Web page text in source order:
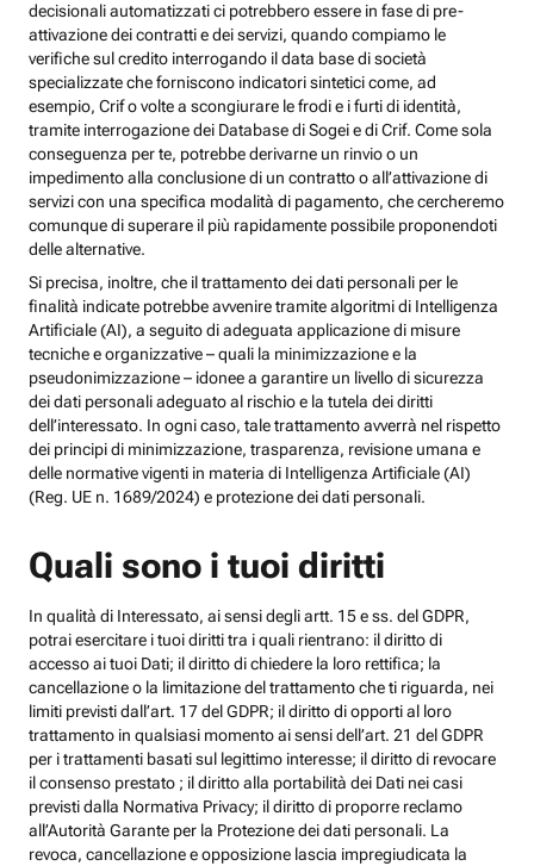
decisionali automatizzati ci potrebbero essere in fase di pre-
attivazione dei contratti e dei servizi, quando compiamo le
verifiche sul credito interrogando il data base di società
specializzate che forniscono indicatori sintetici come, ad
esempio, Crif o volte a scongiurare le frodi e i furti di identità,
tramite interrogazione dei Database di Sogei e di Crif. Come sola
conseguenza per te, potrebbe derivarne un rinvio o un
impedimento alla conclusione di un contratto o all’attivazione di
servizi con una specifica modalità di pagamento, che cercheremo
comunque di superare il più rapidamente possibile proponendoti
delle alternative.
Si precisa, inoltre, che il trattamento dei dati personali per le
finalità indicate potrebbe avvenire tramite algoritmi di Intelligenza
Artificiale (AI), a seguito di adeguata applicazione di misure
tecniche e organizzative – quali la minimizzazione e la
pseudonimizzazione – idonee a garantire un livello di sicurezza
dei dati personali adeguato al rischio e la tutela dei diritti
dell’interessato. In ogni caso, tale trattamento avverrà nel rispetto
dei principi di minimizzazione, trasparenza, revisione umana e
delle normative vigenti in materia di Intelligenza Artificiale (AI)
(Reg. UE n. 1689/2024) e protezione dei dati personali.
Quali sono i tuoi diritti
In qualità di Interessato, ai sensi degli artt. 15 e ss. del GDPR,
potrai esercitare i tuoi diritti tra i quali rientrano: il diritto di
accesso ai tuoi Dati; il diritto di chiedere la loro rettifica; la
cancellazione o la limitazione del trattamento che ti riguarda, nei
limiti previsti dall’art. 17 del GDPR; il diritto di opporti al loro
trattamento in qualsiasi momento ai sensi dell’art. 21 del GDPR
per i trattamenti basati sul legittimo interesse; il diritto di revocare
il consenso prestato ; il diritto alla portabilità dei Dati nei casi
previsti dalla Normativa Privacy; il diritto di proporre reclamo
all’Autorità Garante per la Protezione dei dati personali. La
revoca, cancellazione e opposizione lascia impregiudicata la